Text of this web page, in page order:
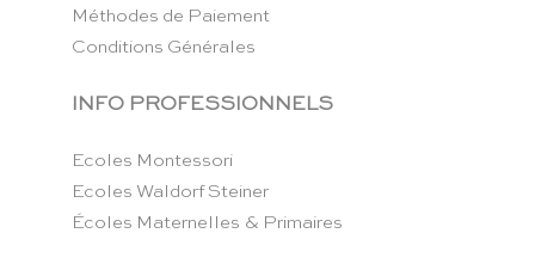
Méthodes de Paiement
Conditions Générales
INFO PROFESSIONNELS
Ecoles Montessori
Ecoles Waldorf Steiner
Écoles Maternelles & Primaires